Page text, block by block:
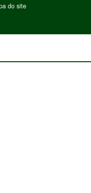
do site